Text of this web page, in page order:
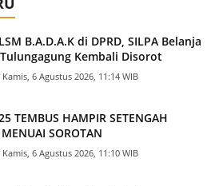
B.A.D.A.K di DPRD, SILPA Belanja
Kembali Disorot
Kamis, 6 Agustus 2026, 11:14 WIB
TEMBUS HAMPIR SETENGAH
SOROTAN
Kamis, 6 Agustus 2026, 11:10 WIB